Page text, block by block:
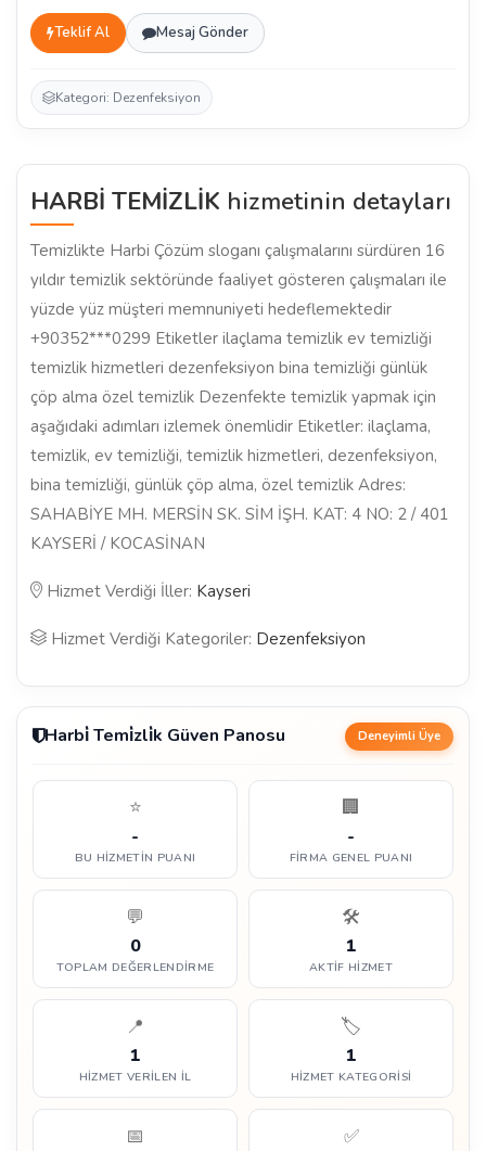
Teklif Al Mesaj Gönder
Kategori: Dezenfeksiyon
HARBİ TEMİZLİK hizmetinin detayları
Temizlikte Harbi Çözüm sloganı çalışmalarını sürdüren 16
yıldır temizlik sektöründe faaliyet gösteren çalışmaları ile
yüzde yüz müşteri memnuniyeti hedeflemektedir
+90352***0299 Etiketler ilaçlama temizlik ev temizliği
temizlik hizmetleri dezenfeksiyon bina temizliği günlük
çöp alma özel temizlik Dezenfekte temizlik yapmak için
aşağıdaki adımları izlemek önemlidir Etiketler: ilaçlama,
temizlik, ev temizliği, temizlik hizmetleri, dezenfeksiyon,
bina temizliği, günlük çöp alma, özel temizlik Adres:
SAHABİYE MH. MERSİN SK. SİM İŞH. KAT: 4 NO: 2 / 401
KAYSERİ / KOCASİNAN
Hizmet Verdiği İller: Kayseri
Hizmet Verdiği Kategoriler: Dezenfeksiyon
Harbi̇ Temi̇zli̇k Güven Panosu Deneyimli Üye
⭐
-
BU HIZMETIN PUANI
🏢
-
FIRMA GENEL PUANI
💬
0
TOPLAM DEĞERLENDIRME
🛠️
1
AKTIF HIZMET
📍
1
HIZMET VERILEN İL
🏷️
1
HIZMET KATEGORISI
📅 ✅